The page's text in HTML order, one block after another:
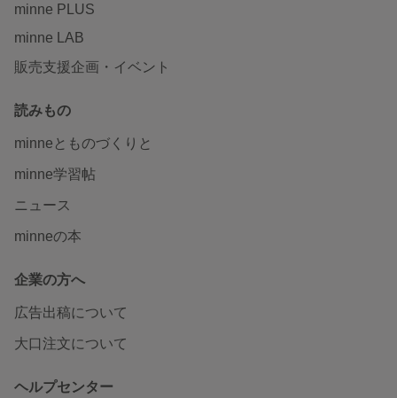
minne PLUS
minne LAB
販売支援企画・イベント
読みもの
minneとものづくりと
minne学習帖
ニュース
minneの本
企業の方へ
広告出稿について
大口注文について
ヘルプセンター